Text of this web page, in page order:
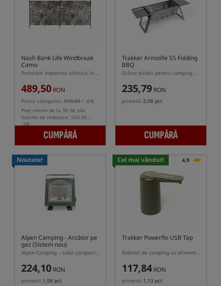
Nash Bank Life Windbreak
Camo
Protecție împotriva vântului în culoarea camuflajului
489,50 RON
Pretul categoriei: 519,00 / -6%
Preț minim de la 30 de zile
înainte de reducere: 505.96 /
-3%
CUMPĂRĂ
Trakker Armolife SS Folding
BBQ
Grătar pliabil pentru camping Trakker Armolife SS din oțel inoxidabil
235,79 RON
primesti 2,08 pct
CUMPĂRĂ
Noutate!
Alpen Camping- Arzător pe
gaz (Sistem nou)
Alpen Camping – sobă compactă pe gaz pentru activități outdoor
224,10 RON
primesti 1,58 pct
Cel mai vândut! 4,9
Trakker Powerflo USB Tap
Robinet de camping cu alimentare internă
117,84 RON
primesti 1,13 pct